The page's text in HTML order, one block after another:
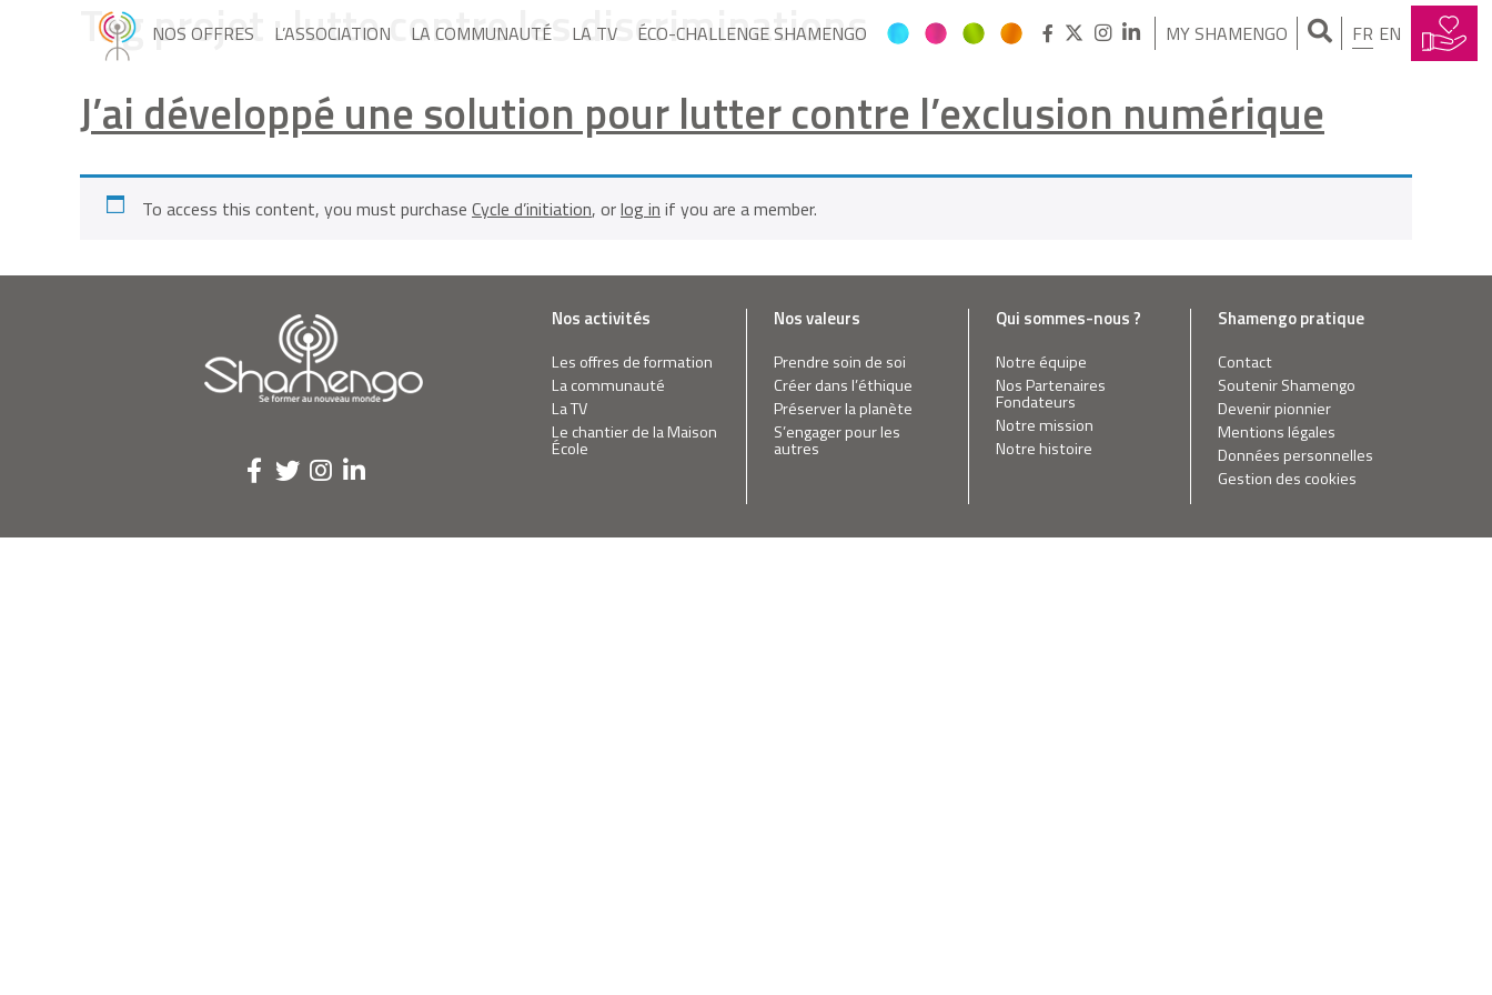
NOS OFFRES L’ASSOCIATION LA COMMUNAUTÉ LA TV ÉCO-CHALLENGE SHAMENGO MY SHAMENGO FR EN
Tag projet :lutte contre les discriminations
J’ai développé une solution pour lutter contre l’exclusion numérique
To access this content, you must purchase Cycle d’initiation, orlog in if you are a member.
Nos activités
Les offres de formation
La communauté
La TV
Le chantier de la Maison
École
Nos valeurs
Prendre soin de soi
Créer dans l’éthique
Préserver la planète
S’engager pour les
autres
Qui sommes-nous ?
Notre équipe
Nos Partenaires
Fondateurs
Notre mission
Notre histoire
Shamengo pratique
Contact
Soutenir Shamengo
Devenir pionnier
Mentions légales
Données personnelles
Gestion des cookies